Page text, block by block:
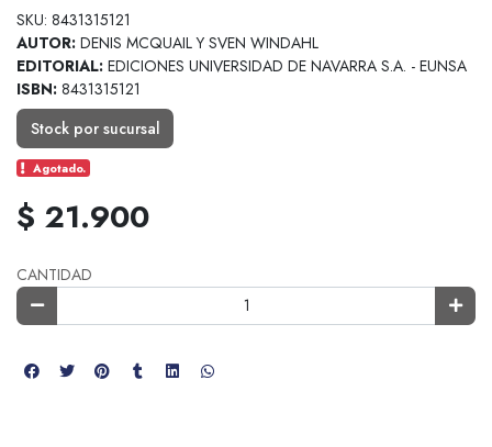
SKU: 8431315121
AUTOR: DENIS MCQUAIL Y SVEN WINDAHL
EDITORIAL: EDICIONES UNIVERSIDAD DE NAVARRA S.A. - EUNSA
ISBN: 8431315121
Stock por sucursal
Agotado.
$ 21.900
CANTIDAD